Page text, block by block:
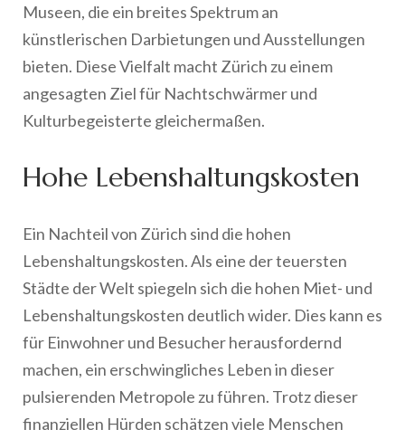
Museen, die ein breites Spektrum an
künstlerischen Darbietungen und Ausstellungen
bieten. Diese Vielfalt macht Zürich zu einem
angesagten Ziel für Nachtschwärmer und
Kulturbegeisterte gleichermaßen.
Hohe Lebenshaltungskosten
Ein Nachteil von Zürich sind die hohen
Lebenshaltungskosten. Als eine der teuersten
Städte der Welt spiegeln sich die hohen Miet- und
Lebenshaltungskosten deutlich wider. Dies kann es
für Einwohner und Besucher herausfordernd
machen, ein erschwingliches Leben in dieser
pulsierenden Metropole zu führen. Trotz dieser
finanziellen Hürden schätzen viele Menschen